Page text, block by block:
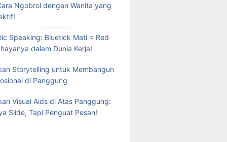
Ngobrol dengan Wanita yang
Speaking: Bluetick Mati = Red
dalam Dunia Kerja!
Storytelling untuk Membangun
di Panggung
Visual Aids di Atas Panggung:
Slide, Tapi Penguat Pesan!